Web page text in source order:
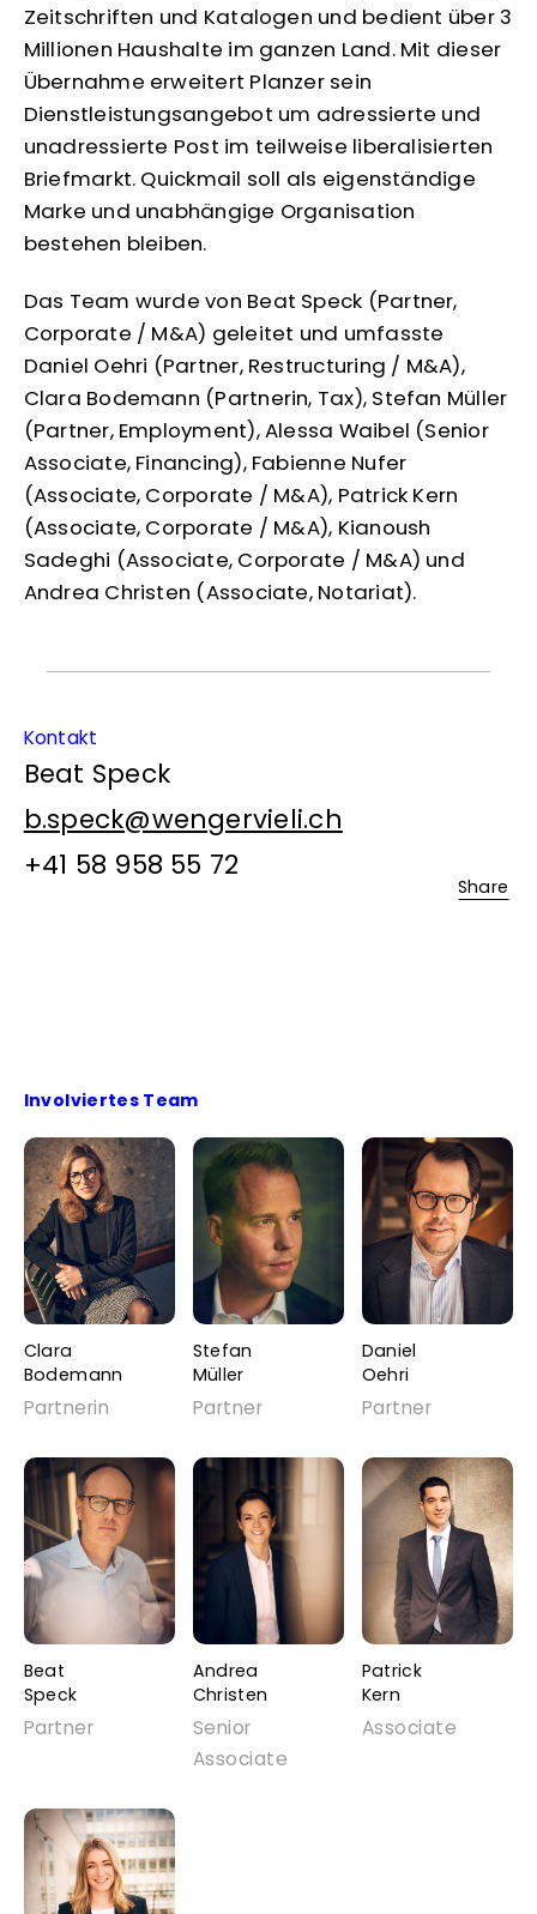
Zeitschriften und Katalogen und bedient über 3
Millionen Haushalte im ganzen Land. Mit dieser
Übernahme erweitert Planzer sein
Dienstleistungsangebot um adressierte und
unadressierte Post im teilweise liberalisierten
Briefmarkt. Quickmail soll als eigenständige
Marke und unabhängige Organisation
bestehen bleiben.
Das Team wurde von Beat Speck (Partner,
Corporate / M&A) geleitet und umfasste
Daniel Oehri (Partner, Restructuring / M&A),
Clara Bodemann (Partnerin, Tax), Stefan Müller
(Partner, Employment), Alessa Waibel (Senior
Associate, Financing), Fabienne Nufer
(Associate, Corporate / M&A), Patrick Kern
(Associate, Corporate / M&A), Kianoush
Sadeghi (Associate, Corporate / M&A) und
Andrea Christen (Associate, Notariat).
Kontakt
Beat Speck
b.speck@wengervieli.ch
+41 58 958 55 72
Involviertes Team
Clara
Bodemann
Partnerin
Stefan
Müller
Partner
Daniel
Oehri
Partner
Beat
Speck
Partner
Andrea
Christen
Senior
Associate
Patrick
Kern
Associate
Share